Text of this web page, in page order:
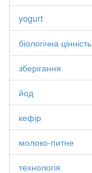
yogurt
біологічна цінність
зберігання
йод
кефір
молоко-питне
технологія